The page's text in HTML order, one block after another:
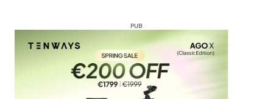
PUB